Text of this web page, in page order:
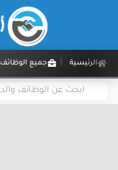
الرئيسية جميع الوظائف